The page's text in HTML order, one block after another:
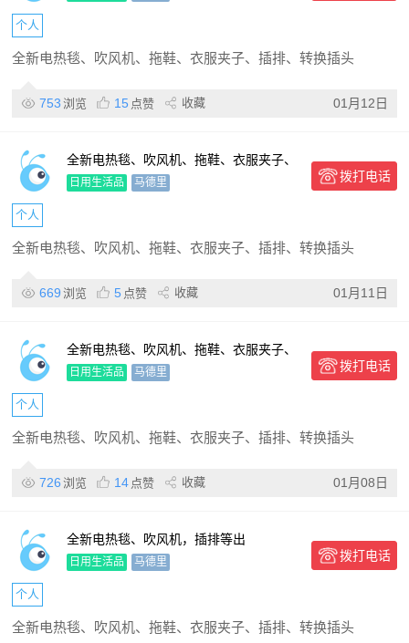
个人
全新电热毯、吹风机、拖鞋、衣服夹子、插排、转换插头
753 浏览 15 点赞 收藏 01月12日
全新电热毯、吹风机、拖鞋、衣服夹子、
插排、转换插头出
日用生活品 马德里 拨打电话
个人
全新电热毯、吹风机、拖鞋、衣服夹子、插排、转换插头
669 浏览 5 点赞 收藏 01月11日
全新电热毯、吹风机、拖鞋、衣服夹子、
插排、转换插头，另有二手儿童推车、拉
日用生活品 马德里 拨打电话
个人
全新电热毯、吹风机、拖鞋、衣服夹子、插排、转换插头
726 浏览 14 点赞 收藏 01月08日
全新电热毯、吹风机，插排等出
日用生活品 马德里 拨打电话
个人
全新电热毯、吹风机、拖鞋、衣服夹子、插排、转换插头